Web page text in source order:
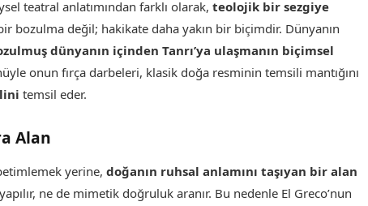
teatral anlatımından farklı olarak,teolojik bir sezgiye
bozulma değil; hakikate daha yakın bir biçimdir. Dünyanın
dünyanın içinden Tanrı’ya ulaşmanın biçimsel
onun fırça darbeleri, klasik doğa resminin temsili mantığını
temsil eder.
Alan
yerine,doğanın ruhsal anlamını taşıyan bir alan
ne de mimetik doğruluk aranır. Bu nedenle El Greco’nun